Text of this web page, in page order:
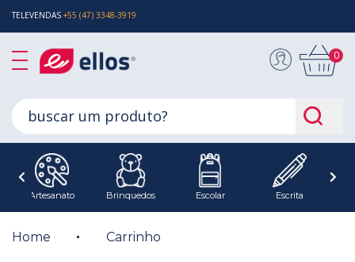
TELEVENDAS +55 (47) 3348-3919
0
Artesanato Brinquedos Escolar Escrita
Home Carrinho